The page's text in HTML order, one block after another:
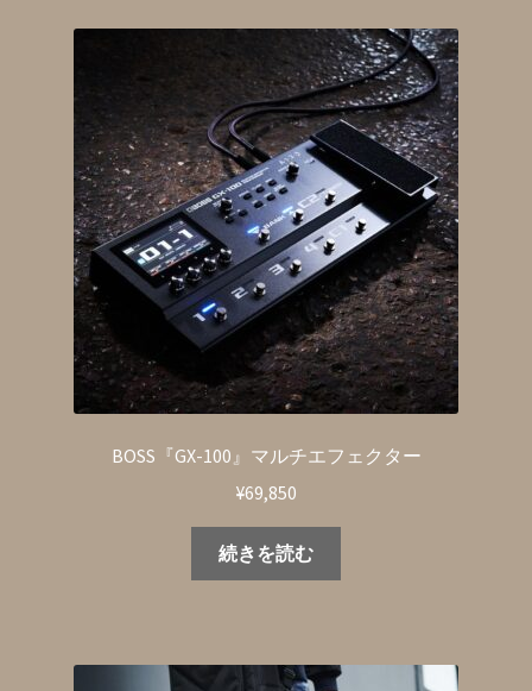
BOSS『GX-100』マルチエフェクター
¥69,850
続きを読む